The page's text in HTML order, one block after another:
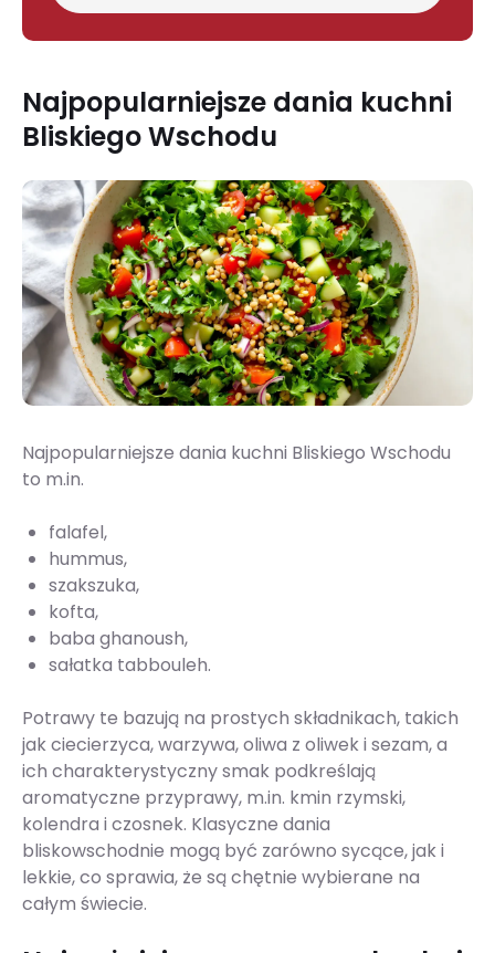
Najpopularniejsze dania kuchni
Bliskiego Wschodu
Najpopularniejsze dania kuchni Bliskiego Wschodu
to m.in.
falafel,
hummus,
szakszuka,
kofta,
baba ghanoush,
sałatka tabbouleh.
Potrawy te bazują na prostych składnikach, takich
jak ciecierzyca, warzywa, oliwa z oliwek i sezam, a
ich charakterystyczny smak podkreślają
aromatyczne przyprawy, m.in. kmin rzymski,
kolendra i czosnek. Klasyczne dania
bliskowschodnie mogą być zarówno sycące, jak i
lekkie, co sprawia, że są chętnie wybierane na
całym świecie.